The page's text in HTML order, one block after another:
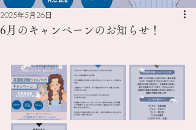
6月のキャンペーンのお知らせ！
2025年5月26日